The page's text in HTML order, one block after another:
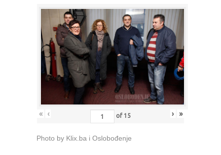
« ‹ of 15 › »
Photo by Klix.ba i Oslobođenje